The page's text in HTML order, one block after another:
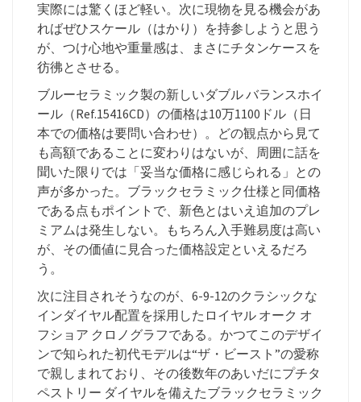
実際には驚くほど軽い。次に現物を見る機会があ
ればぜひスケール（はかり）を持参しようと思う
が、つけ心地や重量感は、まさにチタンケースを
彷彿とさせる。
ブルーセラミック製の新しいダブル バランスホイ
ール（Ref.15416CD）の価格は10万1100ドル（日
本での価格は要問い合わせ）。どの観点から見て
も高額であることに変わりはないが、周囲に話を
聞いた限りでは「妥当な価格に感じられる」との
声が多かった。ブラックセラミック仕様と同価格
である点もポイントで、新色とはいえ追加のプレ
ミアムは発生しない。もちろん入手難易度は高い
が、その価値に見合った価格設定といえるだろ
う。
次に注目されそうなのが、6-9-12のクラシックな
インダイヤル配置を採用したロイヤル オーク オ
フショア クロノグラフである。かつてこのデザイ
ンで知られた初代モデルは“ザ・ビースト”の愛称
で親しまれており、その後数年のあいだにプチタ
ペストリー ダイヤルを備えたブラックセラミック